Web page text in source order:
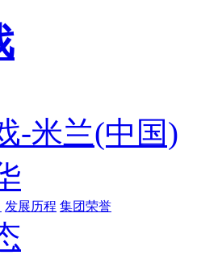
-米兰(中国)
发展历程 集团荣誉